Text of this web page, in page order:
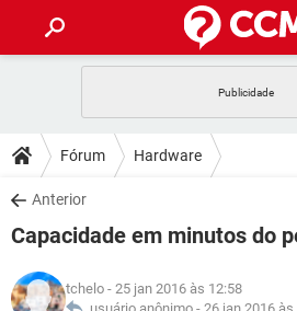
CELULAR
OUTLOOK
INSTAGRAM
GUIA DE COMPRAS
DICAS
JOGOS
INSTAGRAM
DOWNLOADS
JOGOS
CELULAR
FÓRUM
JOGOS
Fórum Hardware
Anterior
Capacidade em minutos do
tchelo - 25 jan 2016 às 12:58